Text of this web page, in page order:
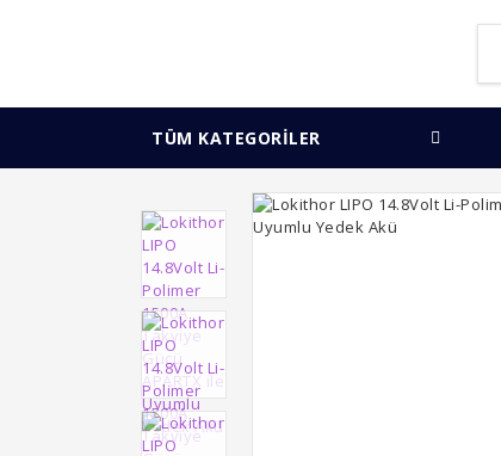
TÜM KATEGORİLER